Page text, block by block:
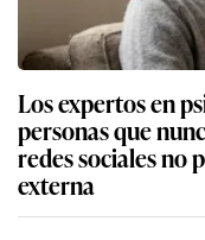
Los expertos en
personas que
redes sociales no
externa